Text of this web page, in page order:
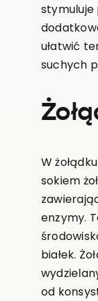
stymuluje
ułatwić
suchych
W
sokiem
enzymy.
białek.
od